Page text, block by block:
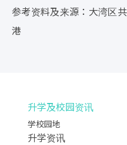
参考资料及来源：大湾区
港
升学及校园资讯
学校园地
升学资讯